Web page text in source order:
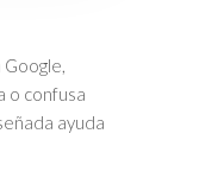
o confusa
ayuda